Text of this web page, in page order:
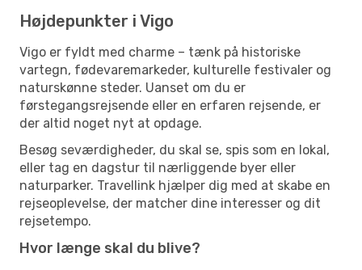
Højdepunkter i Vigo
Vigo er fyldt med charme – tænk på historiske
vartegn, fødevaremarkeder, kulturelle festivaler og
naturskønne steder. Uanset om du er
førstegangsrejsende eller en erfaren rejsende, er
der altid noget nyt at opdage.
Besøg seværdigheder, du skal se, spis som en lokal,
eller tag en dagstur til nærliggende byer eller
naturparker. Travellink hjælper dig med at skabe en
rejseoplevelse, der matcher dine interesser og dit
rejsetempo.
Hvor længe skal du blive?